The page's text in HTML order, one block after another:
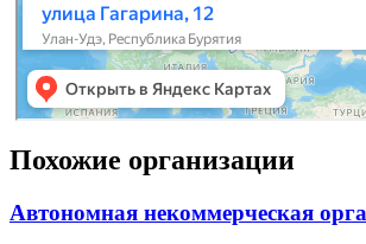
Похожие организации
Автономная некоммерческая